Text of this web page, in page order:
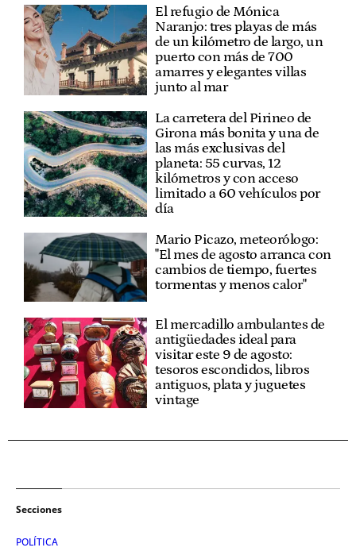
El refugio de Mónica
Naranjo: tres playas de más
de un kilómetro de largo, un
puerto con más de 700
amarres y elegantes villas
junto al mar
La carretera del Pirineo de
Girona más bonita y una de
las más exclusivas del
planeta: 55 curvas, 12
kilómetros y con acceso
limitado a 60 vehículos por
día
Mario Picazo, meteorólogo:
"El mes de agosto arranca con
cambios de tiempo, fuertes
tormentas y menos calor"
El mercadillo ambulantes de
antigüedades ideal para
visitar este 9 de agosto:
tesoros escondidos, libros
antiguos, plata y juguetes
vintage
Secciones
POLÍTICA